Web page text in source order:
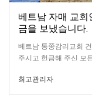
베트남 자매 교회
금을 보냈습니다.
베트남 통쭝감리교회
주시고 헌금해 주신 모
최고관리자